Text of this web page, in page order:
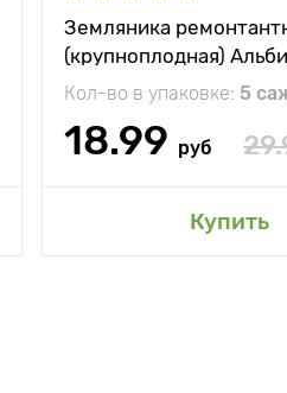
Земляника
(крупноплодная)
Кол-во в упаковке: 5
18.99 руб
Купить